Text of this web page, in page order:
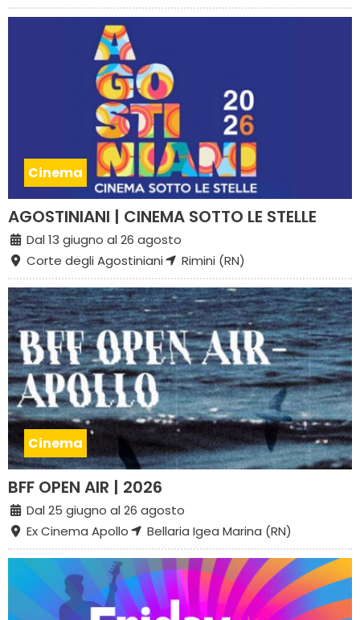
Cinema
AGOSTINIANI | CINEMA SOTTO LE STELLE
Dal 13 giugno al 26 agosto
Corte degli Agostiniani
Rimini (RN)
Cinema
BFF OPEN AIR | 2026
Dal 25 giugno al 26 agosto
Ex Cinema Apollo
Bellaria Igea Marina (RN)